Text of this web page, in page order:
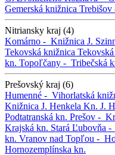
Gemerská knižnica Trebišov
Nitriansky kraj (4)
Komárno - Knižnica J.
Tekovská knižnica
kn. Topoľčany - Tribečská
Prešovský kraj (6)
Humenné - Vihorlatská
Knižnica J. Henkela Kn. J.
Podtatranská kn. Prešov -
Krajská kn. Stará Ľubovňa -
kn. Vranov nad Topľou -
Hornozemplínska kn.